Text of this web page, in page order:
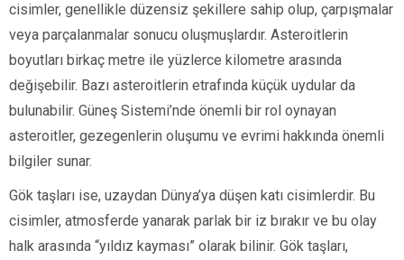
cisimler, genellikle düzensiz şekillere sahip olup, çarpışmalar
veya parçalanmalar sonucu oluşmuşlardır. Asteroitlerin
boyutları birkaç metre ile yüzlerce kilometre arasında
değişebilir. Bazı asteroitlerin etrafında küçük uydular da
bulunabilir. Güneş Sistemi’nde önemli bir rol oynayan
asteroitler, gezegenlerin oluşumu ve evrimi hakkında önemli
bilgiler sunar.
Gök taşları ise, uzaydan Dünya’ya düşen katı cisimlerdir. Bu
cisimler, atmosferde yanarak parlak bir iz bırakır ve bu olay
halk arasında “yıldız kayması” olarak bilinir. Gök taşları,